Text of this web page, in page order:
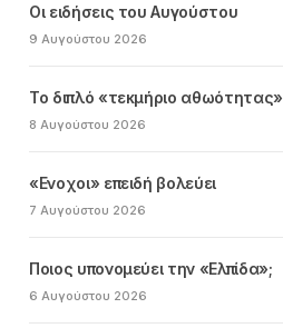
Οι ειδήσεις του Αυγούστου
9 Αυγούστου 2026
Το διπλό «τεκμήριο αθωότητας»
8 Αυγούστου 2026
«Ενοχοι» επειδή βολεύει
7 Αυγούστου 2026
Ποιος υπονομεύει την «Ελπίδα»;
6 Αυγούστου 2026